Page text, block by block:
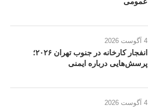
4 آگوست 2026
انفجار کارخانه در جنوب تهران ۲۰۲۶؛
پرسش‌هایی درباره ایمنی
4 آگوست 2026